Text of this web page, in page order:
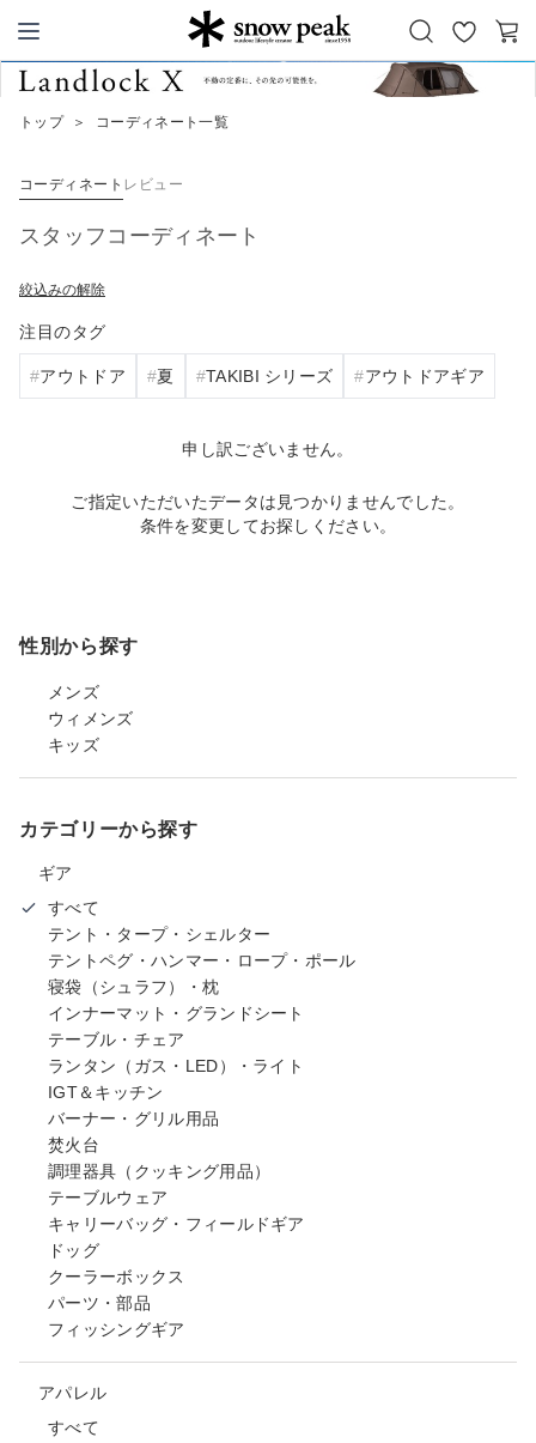
Snow Peak
お
気
カ
トップ ＞ コーディネート一覧
コーディネート レビュー
スタッフコーディネート
絞込みの解除
注目のタグ
アウトドア 夏 TAKIBI シリーズ アウトドアギア
申し訳ございません。
ご指定いただいたデータは見つかりませんでした。
条件を変更してお探しください。
性別から探す
メンズ
ウィメンズ
キッズ
カテゴリーから探す
ギア
すべて
テント・タープ・シェルター
テントペグ・ハンマー・ロープ・ポール
寝袋（シュラフ）・枕
インナーマット・グランドシート
テーブル・チェア
ランタン（ガス・LED）・ライト
IGT＆キッチン
バーナー・グリル用品
焚火台
調理器具（クッキング用品）
テーブルウェア
キャリーバッグ・フィールドギア
ドッグ
クーラーボックス
パーツ・部品
フィッシングギア
アパレル
すべて